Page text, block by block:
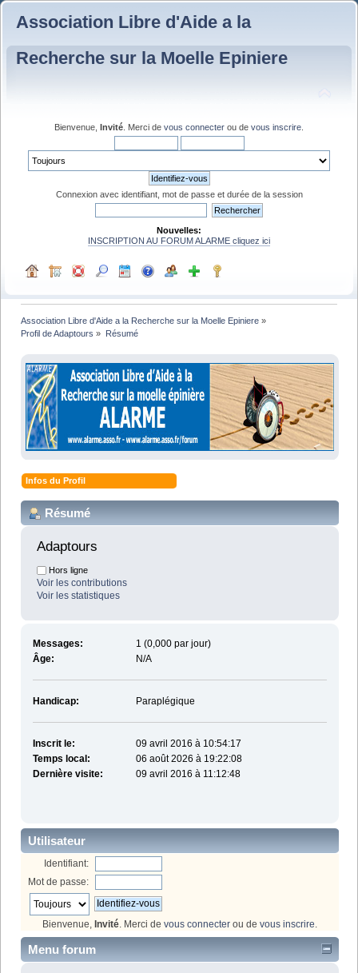
Association Libre d'Aide a la
Recherche sur la Moelle Epiniere
Bienvenue, Invité . Merci de vous connecter ou de vous inscrire
Connexion avec identifiant, mot de passe et durée de la session
Nouvelles:
INSCRIPTION AU FORUM ALARME cliquez ici
Association Libre d'Aide a la Recherche sur la Moelle Epiniere »
Profil de Adaptours » Résumé
Infos du Profil
Résumé
Adaptours
Hors ligne
Voir les contributions
Voir les statistiques
Messages:
1 (0,000 par jour)
Âge:
N/A
Handicap: Paraplégique
Inscrit le:
09 avril 2016 à 10:54:17
Temps local:
06 août 2026 à 19:22:08
Dernière visite:
09 avril 2016 à 11:12:48
Utilisateur
Identifiant:
Mot de passe:
Bienvenue, Invité . Merci de vous connecter ou de vous inscrire
Menu forum